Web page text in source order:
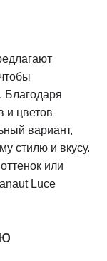
Благодаря
и цветов
вариант,
стилю и вкусу.
или
Luce